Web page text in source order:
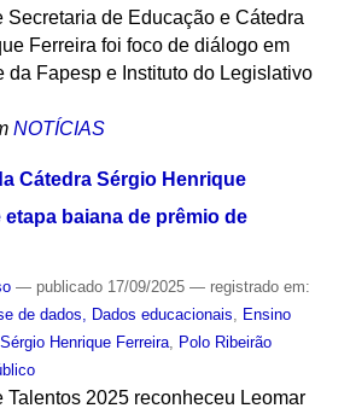
Secretaria de Educação e Cátedra
Ferreira foi foco de diálogo em
da Fapesp e Instituto do Legislativo
NOTÍCIAS
Cátedra Sérgio Henrique
etapa baiana de prêmio de
— publicado17/09/2025 — registrado em:
de dados, Dados educacionais, Ensino
Henrique Ferreira, Polo Ribeirão
Talentos 2025 reconheceu Leomar